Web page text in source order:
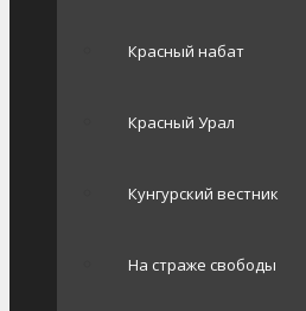
Красный набат
Красный Урал
Кунгурский вестник
На страже свободы